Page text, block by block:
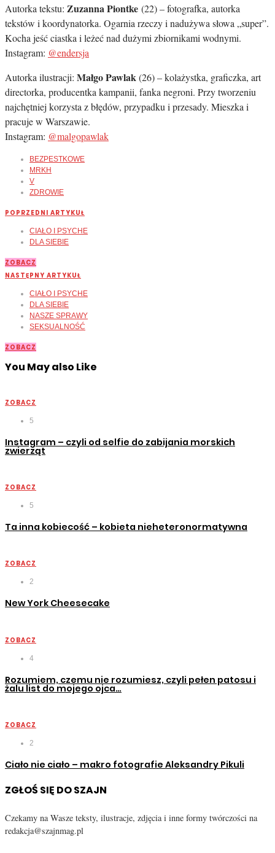
Autorka tekstu: Zuzanna Piontke (22) – fotografka, autorka
tekstów i koordynatorka. Ogarnia rzeczy i nadużywa słowa „super”.
Kocha jeść ciastka i leżeć nad dużymi zbiornikami wodnymi.
Instagram: @endersja
Autorka ilustracji: Małgo Pawlak(26) – kolażystka, graficzka, art
directorka, producentka kampanii, fanka negroni. Przy tworzeniu
najchętniej korzysta z błędów, przypadku i przesady. Mieszka i
pracuje w Warszawie.
Instagram: @malgopawlak
BEZPESTKOWE
MRKH
V
ZDROWIE
POPRZEDNI ARTYKUŁ
CIAŁO I PSYCHE
DLA SIEBIE
ZOBACZ
NASTĘPNY ARTYKUŁ
CIAŁO I PSYCHE
DLA SIEBIE
NASZE SPRAWY
SEKSUALNOŚĆ
ZOBACZ
You May also Like
ZOBACZ
5
Instagram – czyli od selfie do zabijania morskich
zwierząt
ZOBACZ
5
Ta inna kobiecość – kobieta nieheteronormatywna
ZOBACZ
2
New York Cheesecake
ZOBACZ
4
Rozumiem, czemu nie rozumiesz, czyli pełen patosu i
żalu list do mojego ojca…
ZOBACZ
2
Ciało nie ciało – makro fotografie Aleksandry Pikuli
ZGŁOŚ SIĘ DO SZAJN
Czekamy na Wasze teksty, ilustracje, zdjęcia i inne formy twórczości na
redakcja@szajnmag.pl